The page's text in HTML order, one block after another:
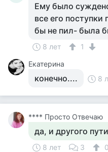
Ему было
все его поступки
бы не пил- была
8 лет
1
Екатерина
конечно.... 8
**** Просто Отвечаю
да, и другого
8 лет 3 0